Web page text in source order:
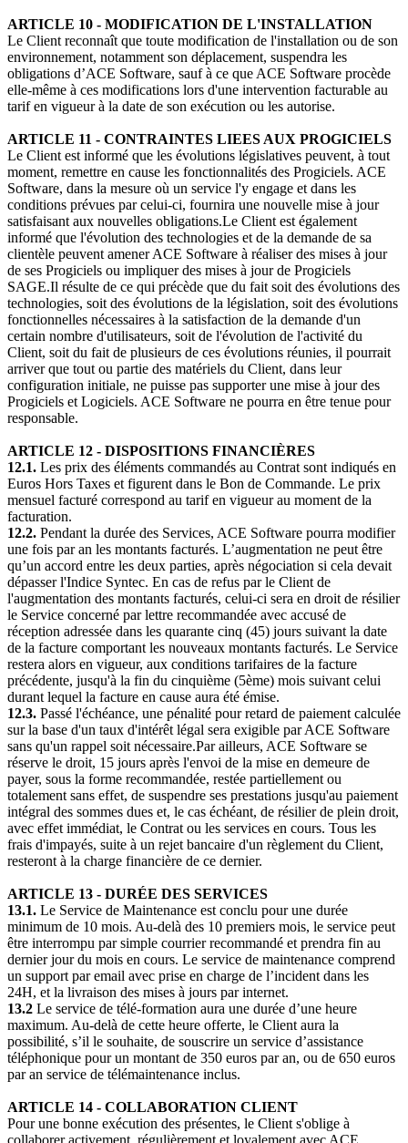
ARTICLE 10 - MODIFICATION DE L'INSTALLATION
Le Client reconnaît que toute modification de l'installation ou de son
environnement, notamment son déplacement, suspendra les
obligations d’ACE Software, sauf à ce que ACE Software procède
elle-même à ces modifications lors d'une intervention facturable au
tarif en vigueur à la date de son exécution ou les autorise.
ARTICLE 11 - CONTRAINTES LIEES AUX PROGICIELS
Le Client est informé que les évolutions législatives peuvent, à tout
moment, remettre en cause les fonctionnalités des Progiciels. ACE
Software, dans la mesure où un service l'y engage et dans les
conditions prévues par celui-ci, fournira une nouvelle mise à jour
satisfaisant aux nouvelles obligations.Le Client est également
informé que l'évolution des technologies et de la demande de sa
clientèle peuvent amener ACE Software à réaliser des mises à jour
de ses Progiciels ou impliquer des mises à jour de Progiciels
SAGE.Il résulte de ce qui précède que du fait soit des évolutions des
technologies, soit des évolutions de la législation, soit des évolutions
fonctionnelles nécessaires à la satisfaction de la demande d'un
certain nombre d'utilisateurs, soit de l'évolution de l'activité du
Client, soit du fait de plusieurs de ces évolutions réunies, il pourrait
arriver que tout ou partie des matériels du Client, dans leur
configuration initiale, ne puisse pas supporter une mise à jour des
Progiciels et Logiciels. ACE Software ne pourra en être tenue pour
responsable.
ARTICLE 12 - DISPOSITIONS FINANCIÈRES
12.1. Les prix des éléments commandés au Contrat sont indiqués en
Euros Hors Taxes et figurent dans le Bon de Commande. Le prix
mensuel facturé correspond au tarif en vigueur au moment de la
facturation.
12.2. Pendant la durée des Services, ACE Software pourra modifier
une fois par an les montants facturés. L’augmentation ne peut être
qu’un accord entre les deux parties, après négociation si cela devait
dépasser l'Indice Syntec. En cas de refus par le Client de
l'augmentation des montants facturés, celui-ci sera en droit de résilier
le Service concerné par lettre recommandée avec accusé de
réception adressée dans les quarante cinq (45) jours suivant la date
de la facture comportant les nouveaux montants facturés. Le Service
restera alors en vigueur, aux conditions tarifaires de la facture
précédente, jusqu'à la fin du cinquième (5ème) mois suivant celui
durant lequel la facture en cause aura été émise.
12.3. Passé l'échéance, une pénalité pour retard de paiement calculée
sur la base d'un taux d'intérêt légal sera exigible par ACE Software
sans qu'un rappel soit nécessaire.Par ailleurs, ACE Software se
réserve le droit, 15 jours après l'envoi de la mise en demeure de
payer, sous la forme recommandée, restée partiellement ou
totalement sans effet, de suspendre ses prestations jusqu'au paiement
intégral des sommes dues et, le cas échéant, de résilier de plein droit,
avec effet immédiat, le Contrat ou les services en cours. Tous les
frais d'impayés, suite à un rejet bancaire d'un règlement du Client,
resteront à la charge financière de ce dernier.
ARTICLE 13 - DURÉE DES SERVICES
13.1. Le Service de Maintenance est conclu pour une durée
minimum de 10 mois. Au-delà des 10 premiers mois, le service peut
être interrompu par simple courrier recommandé et prendra fin au
dernier jour du mois en cours. Le service de maintenance comprend
un support par email avec prise en charge de l’incident dans les
24H, et la livraison des mises à jours par internet.
13.2 Le service de télé-formation aura une durée d’une heure
maximum. Au-delà de cette heure offerte, le Client aura la
possibilité, s’il le souhaite, de souscrire un service d’assistance
téléphonique pour un montant de 350 euros par an, ou de 650 euros
par an service de télémaintenance inclus.
ARTICLE 14 - COLLABORATION CLIENT
Pour une bonne exécution des présentes, le Client s'oblige à
collaborer activement, régulièrement et loyalement avec ACE